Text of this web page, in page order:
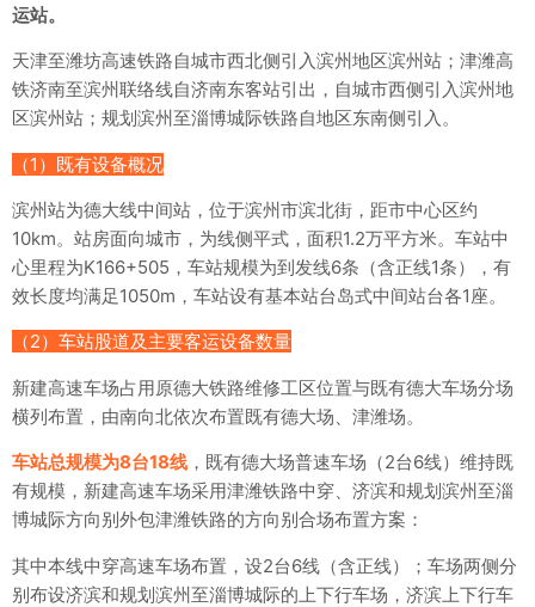
运站。
天津至潍坊高速铁路自城市西北侧引入滨州地区滨州站；津潍高
铁济南至滨州联络线自济南东客站引出，自城市西侧引入滨州地
区滨州站；规划滨州至淄博城际铁路自地区东南侧引入。
（1）既有设备概况
滨州站为德大线中间站，位于滨州市滨北街，距市中心区约
10km。站房面向城市，为线侧平式，面积1.2万平方米。车站中
心里程为K166+505，车站规模为到发线6条（含正线1条），有
效长度均满足1050m，车站设有基本站台岛式中间站台各1座。
（2）车站股道及主要客运设备数量
新建高速车场占用原德大铁路维修工区位置与既有德大车场分场
横列布置，由南向北依次布置既有德大场、津潍场。
车站总规模为8台18线 ，既有德大场普速车场（2台6线）维持既
有规模，新建高速车场采用津潍铁路中穿、济滨和规划滨州至淄
博城际方向别外包津潍铁路的方向别合场布置方案：
其中本线中穿高速车场布置，设2台6线（含正线）；车场两侧分
别布设济滨和规划滨州至淄博城际的上下行车场，济滨上下行车